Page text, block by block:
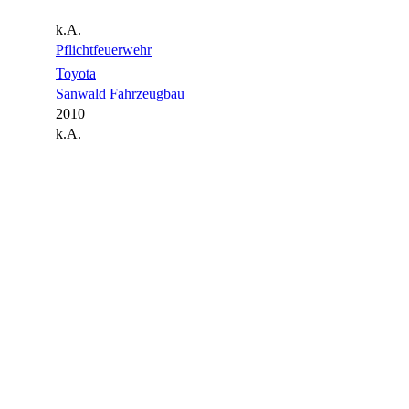
k.A.
Pflichtfeuerwehr
Toyota
Sanwald Fahrzeugbau
2010
k.A.